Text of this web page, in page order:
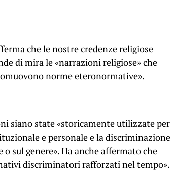
che le nostre credenze religiose
di mira le «narrazioni religiose» che
norme eteronormative».
siano state «storicamente utilizzate per
e personale e la discriminazione
sul genere». Ha anche affermato che
discriminatori rafforzati nel tempo».